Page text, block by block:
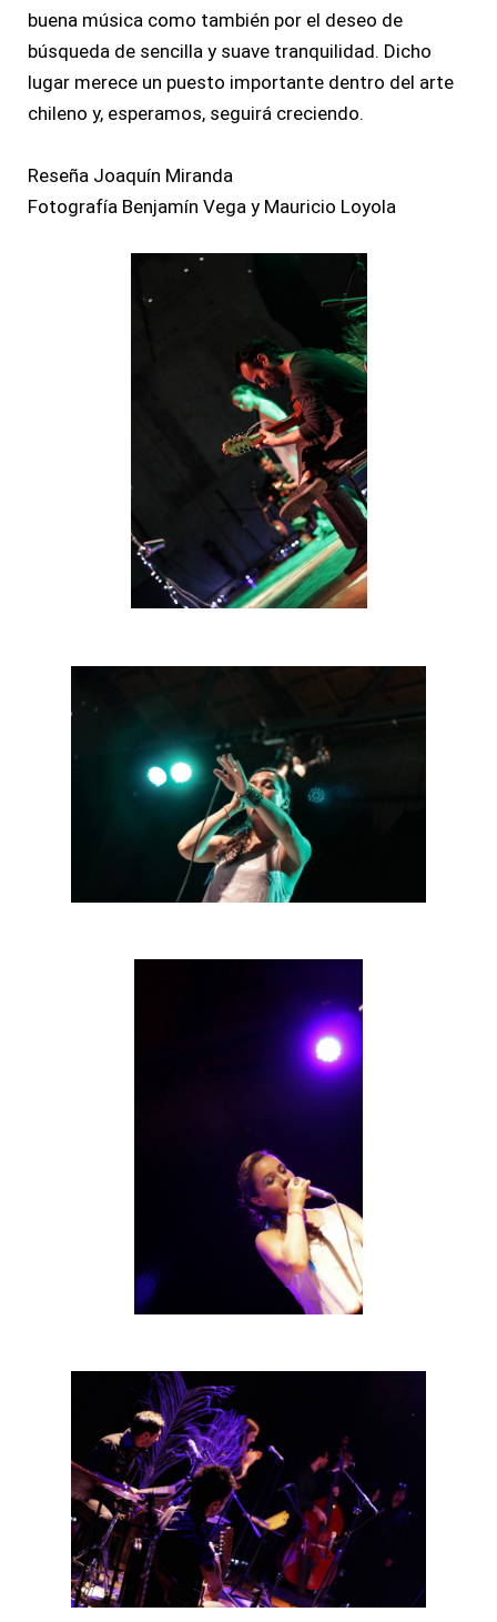
buena música como también por el deseo de
búsqueda de sencilla y suave tranquilidad. Dicho
lugar merece un puesto importante dentro del arte
chileno y, esperamos, seguirá creciendo.
Reseña Joaquín Miranda
Fotografía Benjamín Vega y Mauricio Loyola